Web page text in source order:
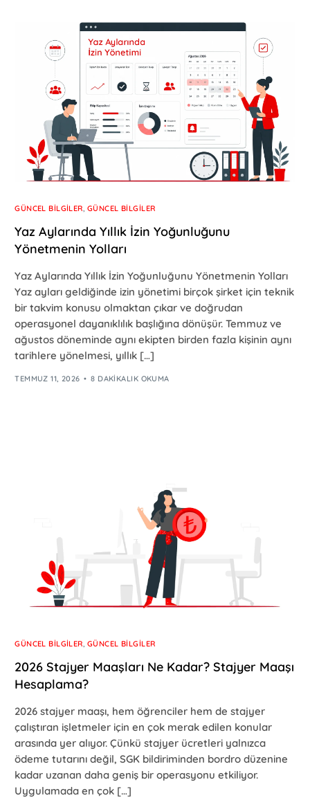
GÜNCEL BILGILER, GÜNCEL BILGILER
Yaz Aylarında Yıllık İzin Yoğunluğunu
Yönetmenin Yolları
Yaz Aylarında Yıllık İzin Yoğunluğunu Yönetmenin Yolları
Yaz ayları geldiğinde izin yönetimi birçok şirket için teknik
bir takvim konusu olmaktan çıkar ve doğrudan
operasyonel dayanıklılık başlığına dönüşür. Temmuz ve
ağustos döneminde aynı ekipten birden fazla kişinin aynı
tarihlere yönelmesi, yıllık […]
TEMMUZ 11, 2026 8 DAKIKALIK OKUMA
GÜNCEL BILGILER, GÜNCEL BILGILER
2026 Stajyer Maaşları Ne Kadar? Stajyer Maaşı
Hesaplama?
2026 stajyer maaşı, hem öğrenciler hem de stajyer
çalıştıran işletmeler için en çok merak edilen konular
arasında yer alıyor. Çünkü stajyer ücretleri yalnızca
ödeme tutarını değil, SGK bildiriminden bordro düzenine
kadar uzanan daha geniş bir operasyonu etkiliyor.
Uygulamada en çok […]